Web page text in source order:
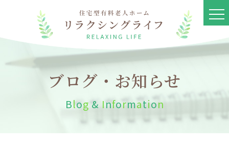
ブログ・お知らせ
Blog & Information